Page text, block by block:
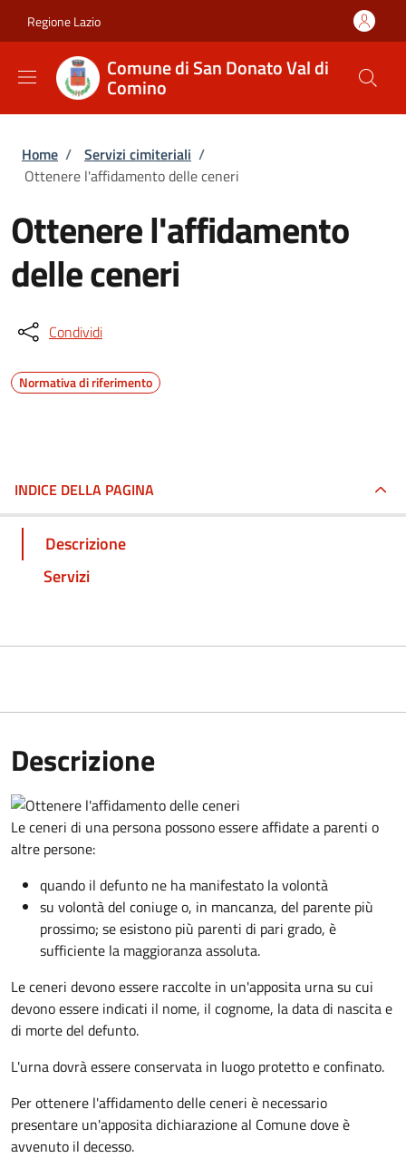
Regione Lazio
Comune di San Donato Val di
Comino
Briciole di pane
Home / Servizi cimiteriali /
Ottenere l'affidamento delle ceneri
Ottenere l'affidamento
delle ceneri
Condividi
Normativa di riferimento
INDICE DELLA PAGINA
Descrizione
Servizi
Descrizione
Le ceneri di una persona possono essere affidate a parenti o
altre persone:
quando il defunto ne ha manifestato la volontà
su volontà del coniuge o, in mancanza, del parente più
prossimo; se esistono più parenti di pari grado, è
sufficiente la maggioranza assoluta.
Le ceneri devono essere raccolte in un'apposita urna su cui
devono essere indicati il nome, il cognome, la data di nascita e
di morte del defunto.
L'urna dovrà essere conservata in luogo protetto e confinato.
Per ottenere l'affidamento delle ceneri è necessario
presentare un'apposita dichiarazione al Comune dove è
avvenuto il decesso.